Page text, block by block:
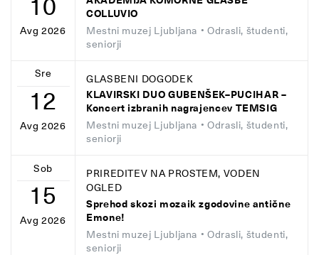
Avg 2026
COLLUVIO
Mestni muzej Ljubljana • Odrasli, študenti,
seniorji
Sre
12
Avg 2026
GLASBENI DOGODEK
KLAVIRSKI DUO GUBENŠEK–PUCIHAR –
Koncert izbranih nagrajencev TEMSIG
Mestni muzej Ljubljana • Odrasli, študenti,
seniorji
Sob
15
Avg 2026
PRIREDITEV NA PROSTEM, VODEN
OGLED
Sprehod skozi mozaik zgodovine antične
Emone!
Mestni muzej Ljubljana • Odrasli, študenti,
seniorji